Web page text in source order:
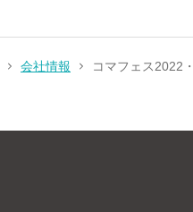
会社情報 コマフェス2022